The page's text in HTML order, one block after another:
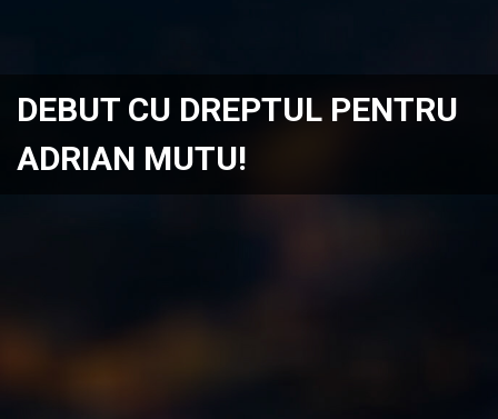
DEBUT CU DREPTUL PENTRU
ADRIAN MUTU!